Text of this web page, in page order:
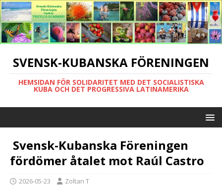
SVENSK-KUBANSKA FÖRENINGEN
HEMSIDAN FÖR SOLIDARITET MED DET SOCIALISTISKA
KUBA OCH DET PROGRESSIVA LATINAMERIKA
Svensk-Kubanska Föreningen
fördömer åtalet mot Raúl Castro
2026-05-23 Zoltan T